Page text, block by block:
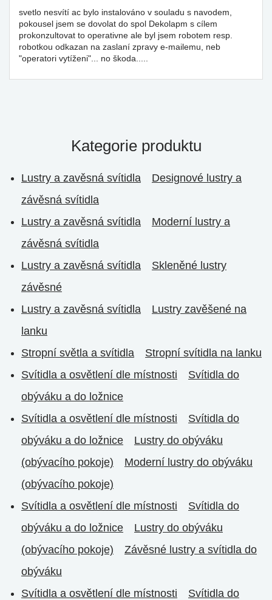
svetlo nesvítí ac bylo instalováno v souladu s navodem,
pokousel jsem se dovolat do spol Dekolapm s cílem
prokonzultovat to operativne ale byl jsem robotem resp.
robotkou odkazan na zaslaní zpravy e-mailemu, neb
"operatori vytíženi"... no škoda.....
Kategorie produktu
Lustry a zavěsná svítidla
Designové lustry a
závěsná svítidla
Lustry a zavěsná svítidla
Moderní lustry a
závěsná svítidla
Lustry a zavěsná svítidla
Skleněné lustry
závěsné
Lustry a zavěsná svítidla
Lustry zavěšené na
lanku
Stropní světla a svítidla
Stropní svítidla na lanku
Svítidla a osvětlení dle místnosti
Svítidla do
obýváku a do ložnice
Svítidla a osvětlení dle místnosti
Svítidla do
obýváku a do ložnice
Lustry do obýváku
(obývacího pokoje)
Moderní lustry do obýváku
(obývacího pokoje)
Svítidla a osvětlení dle místnosti
Svítidla do
obýváku a do ložnice
Lustry do obýváku
(obývacího pokoje)
Závěsné lustry a svítidla do
obýváku
Svítidla a osvětlení dle místnosti
Svítidla do